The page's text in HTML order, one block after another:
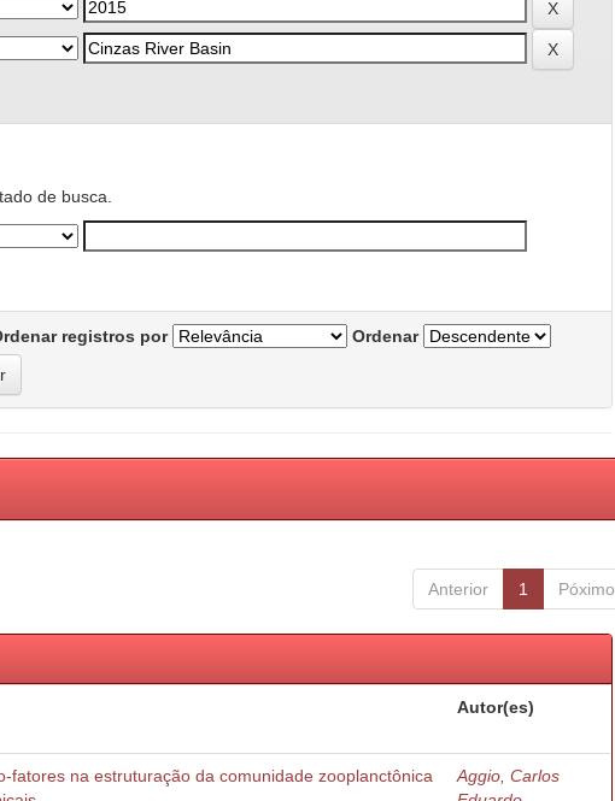
de busca.
registros por
Ordenar
Anterior 1 Póximo
Autor(es)
fatores na estruturação da comunidade zooplanctônica
Aggio, Carlos